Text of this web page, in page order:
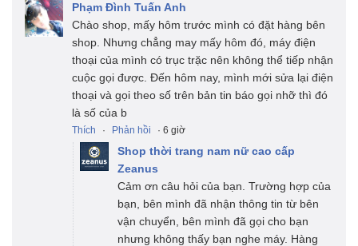
Phạm Đình Tuấn Anh
Chào shop, mấy hôm trước mình có đặt hàng bên
shop. Nhưng chẳng may mấy hôm đó, máy điện
thoại của mình có trục trặc nên không thể tiếp nhận
cuộc gọi được. Đến hôm nay, mình mới sửa lại điện
thoại và gọi theo số trên bản tin báo gọi nhỡ thì đó
là số của b
Thích · Phản hồi · 6 giờ
Shop thời trang nam nữ cao cấp
Zeanus
Cảm ơn câu hỏi của bạn. Trường hợp của
bạn, bên mình đã nhận thông tin từ bên
vận chuyển, bên mình đã gọi cho bạn
nhưng không thấy bạn nghe máy. Hàng